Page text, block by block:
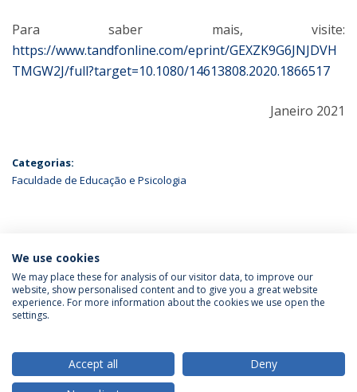
Para saber mais, visite:
https://www.tandfonline.com/eprint/GEXZK9G6JNJDVH
TMGW2J/full?target=10.1080/14613808.2020.1866517
Janeiro 2021
Categorias:
Faculdade de Educação e Psicologia
ÚLTIMAS NOTÍCIAS
Política de Privacidade
Termos & Condições
We use cookies
We may place these for analysis of our visitor data, to improve our
website, show personalised content and to give you a great website
experience. For more information about the cookies we use open the
settings.
Accept all
Deny